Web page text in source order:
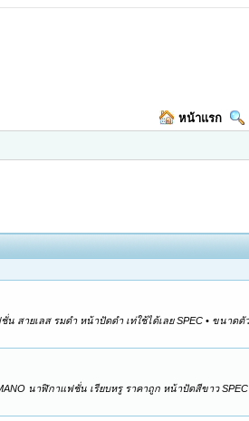
หน้าแรก
สายเลส รมดำ หน้าปัดดำ เท่ใช้ได้เลย SPEC • ขนาดตั
นาฬิกาแฟชั่น เรียบหรู ราคาถูก หน้าปัดสีขาว SPEC